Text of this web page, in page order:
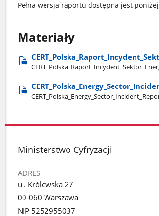
Pełna wersja raportu dostępna jest
Materiały
stopka
Ministerstwo Cyfryzacji
ADRES
ul. Królewska 27
00-060 Warszawa
NIP 5252955037